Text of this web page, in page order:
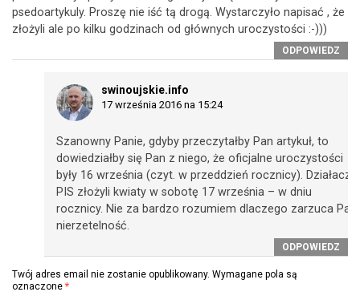
psedoartykuly. Proszę nie iść tą drogą. Wystarczyło napisać , że
złożyli ale po kilku godzinach od głównych uroczystości :-)))
ODPOWIEDZ
swinoujskie.info
17 września 2016 na 15:24
Szanowny Panie, gdyby przeczytałby Pan artykuł, to
dowiedziałby się Pan z niego, że oficjalne uroczystości
były 16 września (czyt. w przeddzień rocznicy). Działacze
PIS złożyli kwiaty w sobotę 17 września – w dniu
rocznicy. Nie za bardzo rozumiem dlaczego zarzuca Pan
nierzetelność.
ODPOWIEDZ
Twój adres email nie zostanie opublikowany. Wymagane pola są
oznaczone *